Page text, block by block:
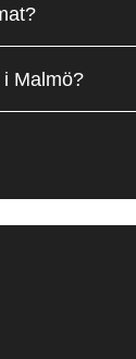
Malmö?